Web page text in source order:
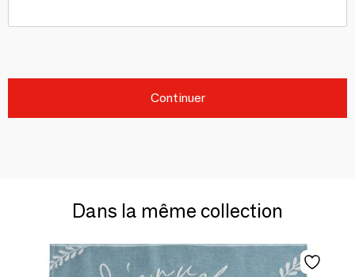
Continuer
Dans la même collection